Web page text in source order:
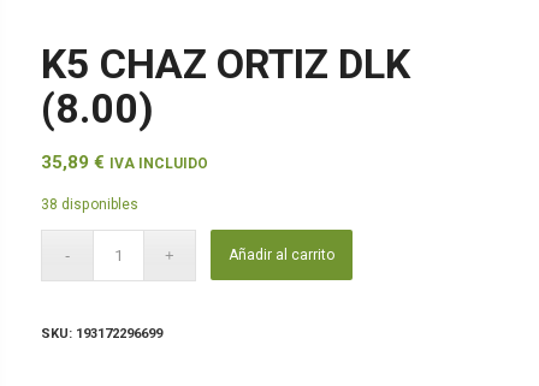
K5 CHAZ ORTIZ DLK
(8.00)
35,89 € IVA INCLUIDO
38 disponibles
Añadir al carrito
SKU: 193172296699